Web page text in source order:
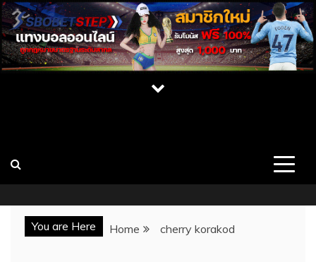
You are Here Home cherry korakod